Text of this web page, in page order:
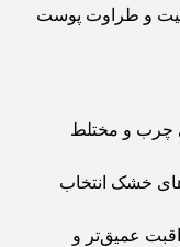
و طراوت پوست
چرب و مختلط
خشک انتخاب
عمیق‌تر و